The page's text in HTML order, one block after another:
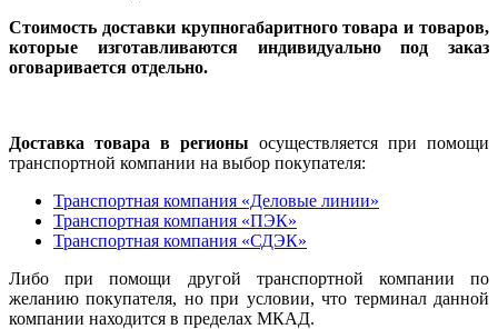
Стоимость доставки крупногабаритного товара и товаров,
которые изготавливаются индивидуально под заказ
оговаривается отдельно.
Доставка товара в регионы осуществляется при помощи
транспортной компании на выбор покупателя:
Транспортная компания «Деловые линии»
Транспортная компания «ПЭК»
Транспортная компания «СДЭК»
Либо при помощи другой транспортной компании по
желанию покупателя, но при условии, что терминал данной
компании находится в пределах МКАД.